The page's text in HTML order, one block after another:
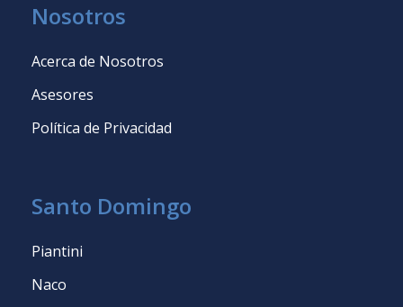
Nosotros
Acerca de Nosotros
Asesores
Política de Privacidad
Santo Domingo
Piantini
Naco